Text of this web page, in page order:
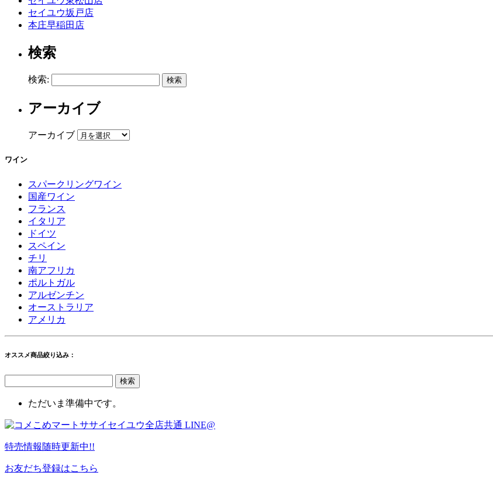
セイユウ坂戸店
本庄早稲田店
検索
検索:
アーカイブ
アーカイブ
ワイン
スパークリングワイン
国産ワイン
フランス
イタリア
ドイツ
スペイン
チリ
南アフリカ
ポルトガル
アルゼンチン
オーストラリア
アメリカ
オススメ商品絞り込み：
ただいま準備中です。
特売情報 随時更新中!!
お友だち登録はこちら